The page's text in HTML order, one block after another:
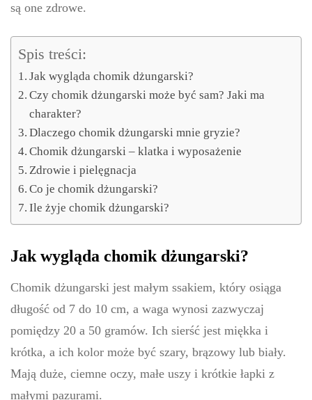
są one zdrowe.
Spis treści:
Jak wygląda chomik dżungarski?
Czy chomik dżungarski może być sam? Jaki ma
charakter?
Dlaczego chomik dżungarski mnie gryzie?
Chomik dżungarski – klatka i wyposażenie
Zdrowie i pielęgnacja
Co je chomik dżungarski?
Ile żyje chomik dżungarski?
Jak wygląda chomik dżungarski?
Chomik dżungarski jest małym ssakiem, który osiąga
długość od 7 do 10 cm, a waga wynosi zazwyczaj
pomiędzy 20 a 50 gramów. Ich sierść jest miękka i
krótka, a ich kolor może być szary, brązowy lub biały.
Mają duże, ciemne oczy, małe uszy i krótkie łapki z
małymi pazurami.